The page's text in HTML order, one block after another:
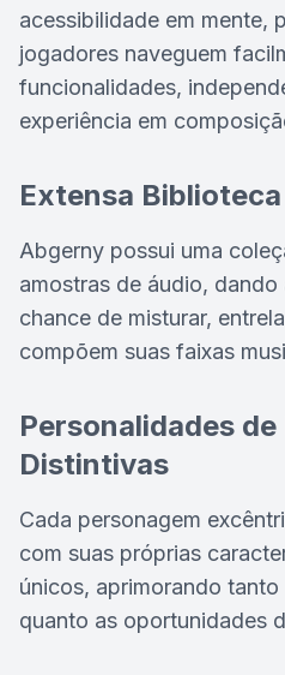
acessibilidade em mente,
jogadores naveguem
funcionalidades,
experiência em
Extensa
Abgerny possui uma
amostras de áudio,
chance de misturar,
compõem suas faixas
Personalidades
Distintivas
Cada personagem
com suas próprias
únicos, aprimorando
quanto as oportunidades